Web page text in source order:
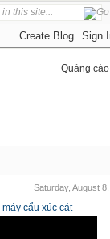
Quảng cáo
Saturday, August 8.
máy cẩu xúc cát